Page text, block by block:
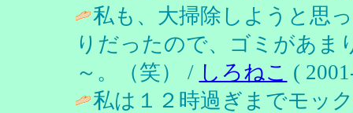
私も、大掃除しようと思
りだったので、ゴミがあま
～。（笑） / しろねこ (
私は１２時過ぎまでモッ